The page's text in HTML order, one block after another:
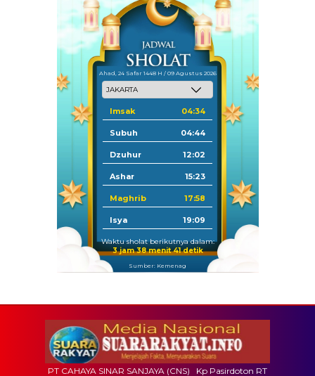
Ahad, 24 Safar 1448 H / 09 Agustus 2026
Imsak 04:34
Subuh 04:44
Dzuhur 12:02
Ashar 15:23
Maghrib 17:58
Isya 19:09
Waktu sholat berikutnya dalam:
3 jam 38 menit 40 detik
Sumber: Kemenag
PT CAHAYA SINAR SANJAYA (CNS) Kp Pasirdoton RT